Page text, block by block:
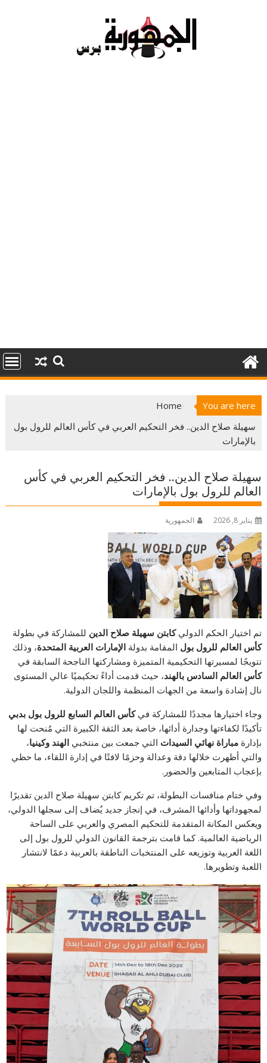
You are here
Home
سهيلة صلاح الدين.. فخر التحكيم العربي في كأس العالم للرول بول
بالإمارات
سهيلة صلاح الدين.. فخر التحكيم العربي في كأس
العالم للرول بول بالإمارات
يناير 8, 2026 الجمهورية
تم اختيار الحكم الدوليكابتن سهيلة صلاح الدين للمشاركة في بطولة
كأس العالم للرول بول المقامة بدولةالإمارات العربية المتحدة، وذلك
تتويجًا لمسيرتها التحكيمية المتميزة ومشاركتها الناجحة السابقة في
كأس العالم السادس بالهند، حيث قدمت أداءً تحكيميًا عالي المستوى
نال إشادة واسعة من الجهات المنظمة واللجان الدولية.
وجاء اختيارها مجددًا للمشاركة فيكأس العالم السابع للرول بول بدبي
تأكيدًا لكفاءتها وجدارة أدائها، خاصة بعد الثقة الكبيرة التي مُنحت لها
بإدارةمباراة نهائي السيدات التي جمعت بين منتخبيالهند وكينيا،
والتي أظهرت خلالها دقة وعدالة وحزمًا لافتًا في إدارة اللقاء، ما حظي
بإعجاب المتابعين والحضور.
وفي ختام منافسات البطولة، تم تكريم كابتن سهيلة صلاح الدين تقديرًا
لمجهوداتها وأدائها المشرف، في إنجاز جديد يُضاف إلى سجلها الدولي،
ويعكس المكانة المتقدمة للتحكيم المصري والعربي على الساحة
الرياضية العالمية. كما قامت بترجمة القانون الدولي للرول بول إلى
اللغة العربية وتوزيعه على المنتخبات الناطقة بالعربية دعمًا لانتشار
اللعبة وتطويرها.